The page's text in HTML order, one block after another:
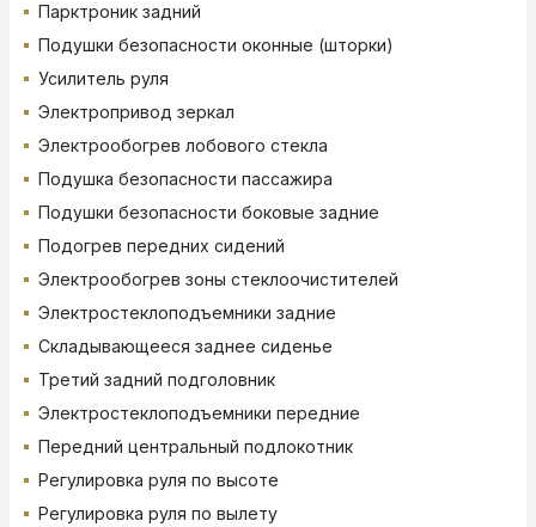
Парктроник задний
Подушки безопасности оконные (шторки)
Усилитель руля
Электропривод зеркал
Электрообогрев лобового стекла
Подушка безопасности пассажира
Подушки безопасности боковые задние
Подогрев передних сидений
Электрообогрев зоны стеклоочистителей
Электростеклоподъемники задние
Складывающееся заднее сиденье
Третий задний подголовник
Электростеклоподъемники передние
Передний центральный подлокотник
Регулировка руля по высоте
Регулировка руля по вылету